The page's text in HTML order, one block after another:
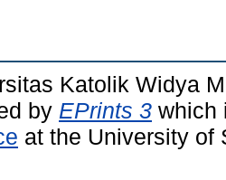
Katolik Widya
by EPrints 3 which
at the University of